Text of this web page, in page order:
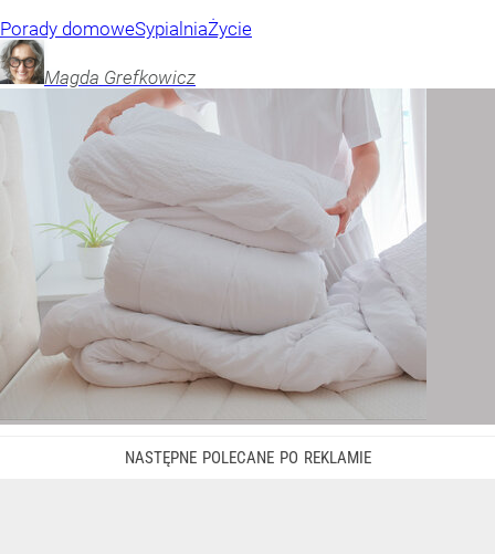
Porady domoweSypialniaŻycie
Magda Grefkowicz